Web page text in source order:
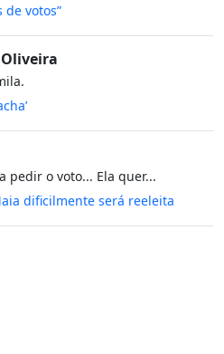
de votos”
pedir o voto... Ela quer...
dificilmente será reeleita